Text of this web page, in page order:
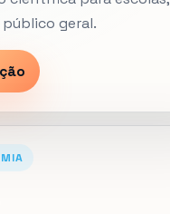
geral.